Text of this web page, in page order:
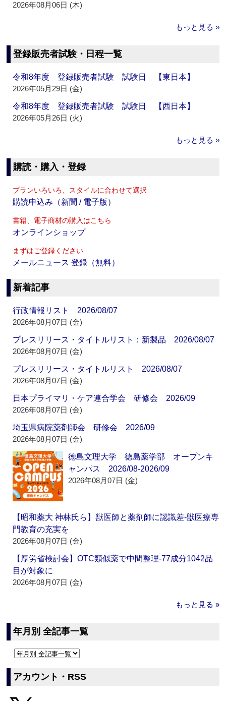
2026年08月06日 (木)
もっと見る »
登録販売者試験・日程一覧
令和8年度 登録販売者試験 試験日 【東日本】
2026年05月29日 (金)
令和8年度 登録販売者試験 試験日 【西日本】
2026年05月26日 (火)
もっと見る »
購読・購入・登録
プランいろいろ、スタイルに合わせて選択
購読申込み（新聞 / 電子版）
書籍、電子商材の購入はこちら
オンラインショップ
まずはご登録ください
メールニュース 登録（無料）
新着記事
行政情報リスト 2026/08/07
2026年08月07日 (金)
プレスリリース・タイトルリスト：新製品 2026/08/07
2026年08月07日 (金)
プレスリリース・タイトルリスト 2026/08/07
2026年08月07日 (金)
日本プライマリ・ケア連合学会 研修会 2026/09
2026年08月07日 (金)
埼玉県病院薬剤師会 研修会 2026/09
2026年08月07日 (金)
徳島文理大学 徳島薬学部 オープンキ
ャンパス 2026/08-2026/09
2026年08月07日 (金)
【昭和薬大 神林氏ら】獣医師と薬剤師に認識差‐獣医療専
門教育の充実を
2026年08月07日 (金)
【厚労省検討会】OTC類似薬で中間整理‐77成分1042品
目が対象に
2026年08月07日 (金)
もっと見る »
年月別 全記事一覧
アカウント・RSS